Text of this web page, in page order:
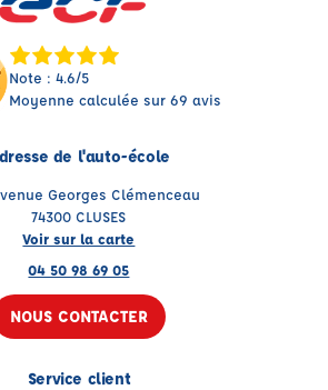
Note : 4.6/5
Moyenne calculée sur 69 avis
de l'auto-école
Georges Clémenceau
74300 CLUSES
Voir sur la carte
04 50 98 69 05
NOUS CONTACTER
Service client